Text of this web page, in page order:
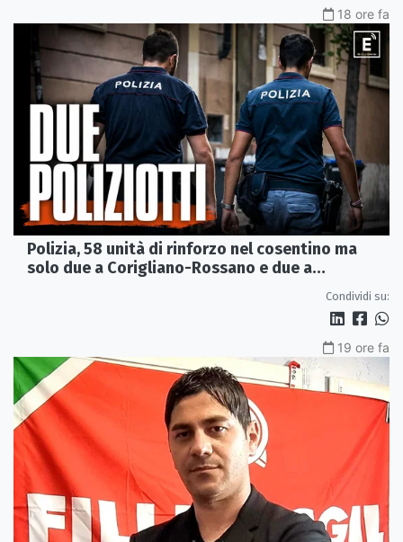
18 ore fa
Polizia, 58 unità di rinforzo nel cosentino ma
solo due a Corigliano-Rossano e due a
Condividi su:
19 ore fa